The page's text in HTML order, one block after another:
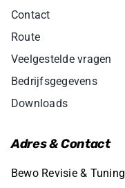
Contact
Route
Veelgestelde vragen
Bedrijfsgegevens
Downloads
Adres & Contact
Bewo Revisie & Tuning